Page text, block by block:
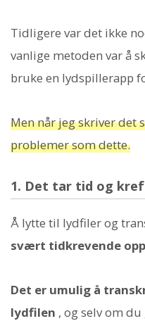
Tidligere var det ikke
vanlige metoden var å
bruke en lydspillerapp
Men når jeg skriver det
problemer som dette.
1. Det tar tid og
Å lytte til lydfiler og
svært tidkrevende
Det er umulig å
lydfilen , og selv om